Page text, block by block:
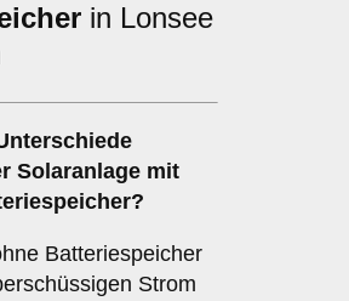
in Lonsee
Solaranlage mit
?
Batteriespeicher
Strom